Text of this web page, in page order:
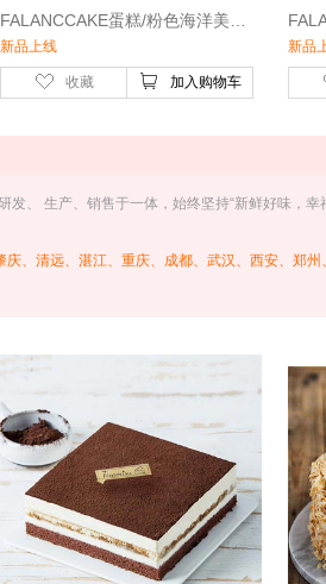
新品上线
收藏 加入购物车
新品
、 生产、销售于一体，始终坚持“新鲜好味，幸
、清远、湛江、重庆、成都、武汉、西安、郑